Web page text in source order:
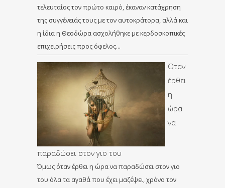
τελευταίος τον πρώτο καιρό, έκαναν κατάχρηση
της συγγένειάς τους με τον αυτοκράτορα, αλλά και
η ίδια η Θεοδώρα ασχολήθηκε με κερδοσκοπικές
επιχειρήσεις προς όφελος…
Όταν
έρθει
η
ώρα
να
παραδώσει στον γιο του
Όμως όταν έρθει η ώρα να παραδώσει στον γιο
του όλα τα αγαθά που έχει μαζέψει, χρόνο τον